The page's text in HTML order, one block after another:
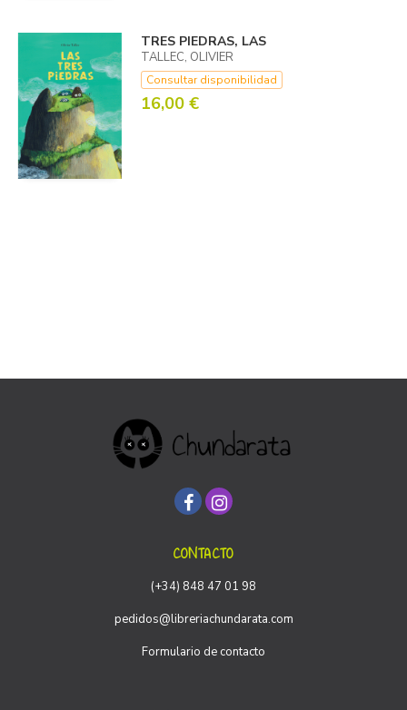
TRES PIEDRAS, LAS
TALLEC, OLIVIER
Consultar disponibilidad
16,00 €
CONTACTO
(+34) 848 47 01 98
pedidos@libreriachundarata.com
Formulario de contacto